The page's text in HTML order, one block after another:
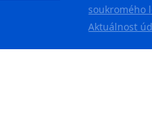
soukromého
Aktuálnost